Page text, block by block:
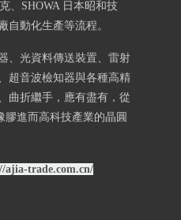
、SHOWA 日本昭和技
自動化生產等流程。
、光資料傳送裝置、雷射
超音波檢知器與各種高精
曲折繼手，應有盡有，從
進而高科技產業的晶圓
ajia-trade.com.cn/